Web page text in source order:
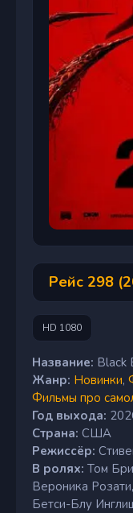
Рейс 298
HD 1080
Название: Black
Жанр: Новинки,
Фильмы про
Год выхода:
Страна: США
Режиссёр:
В ролях: Том
Вероника
Бетси-Блу